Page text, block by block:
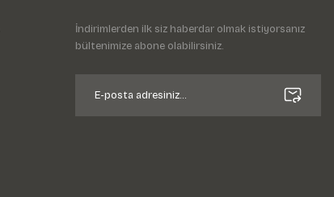
İndirimlerden ilk siz haberdar olmak istiyorsanız
bültenimize abone olabilirsiniz.